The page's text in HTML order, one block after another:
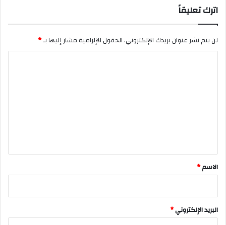
اترك تعليقاً
لن يتم نشر عنوان بريدك الإلكتروني.الحقول الإلزامية مشار إليها بـ*
*
الاسم*
البريد الإلكتروني*